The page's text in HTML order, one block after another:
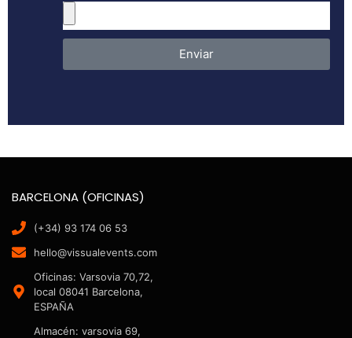
Enviar
BARCELONA (OFICINAS)
(+34) 93 174 06 53
hello@vissualevents.com
Oficinas: Varsovia 70,72,
local 08041 Barcelona,
ESPAÑA
Almacén: varsovia 69,